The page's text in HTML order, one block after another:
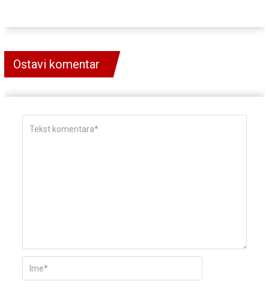
Ostavi komentar